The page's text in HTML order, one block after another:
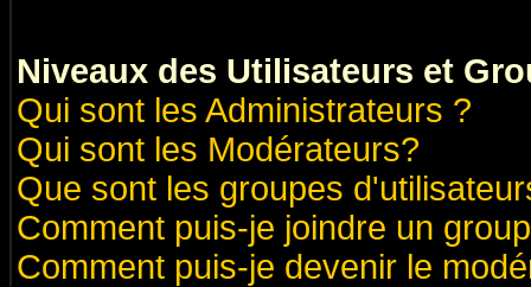
Niveaux des Utilisateurs et
Qui sont les Administrateurs ?
Qui sont les Modérateurs?
Que sont les groupes
Comment puis-je joindre un
Comment puis-je devenir le